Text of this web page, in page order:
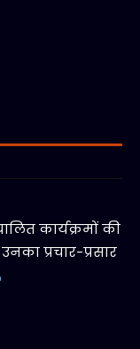
कार्यक्रमों की
प्रचार-प्रसार